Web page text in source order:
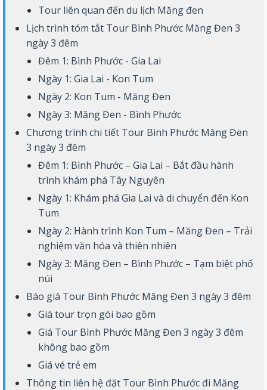
Tour liên quan đến du lịch Măng đen
Lịch trình tóm tắt Tour Bình Phước Măng Đen 3
ngày 3 đêm
Đêm 1: Bình Phước - Gia Lai
Ngày 1: Gia Lai - Kon Tum
Ngày 2: Kon Tum - Măng Đen
Ngày 3: Măng Đen - Bình Phước
Chương trình chi tiết Tour Bình Phước Măng Đen
3 ngày 3 đêm
Đêm 1: Bình Phước – Gia Lai – Bắt đầu hành
trình khám phá Tây Nguyên
Ngày 1: Khám phá Gia Lai và di chuyển đến Kon
Tum
Ngày 2: Hành trình Kon Tum – Măng Đen – Trải
nghiệm văn hóa và thiên nhiên
Ngày 3: Măng Đen – Bình Phước – Tạm biệt phố
núi
Báo giá Tour Bình Phước Măng Đen 3 ngày 3 đêm
Giá tour trọn gói bao gồm
Giá Tour Bình Phước Măng Đen 3 ngày 3 đêm
không bao gồm
Giá vé trẻ em
Thông tin liên hệ đặt Tour Bình Phước đi Măng